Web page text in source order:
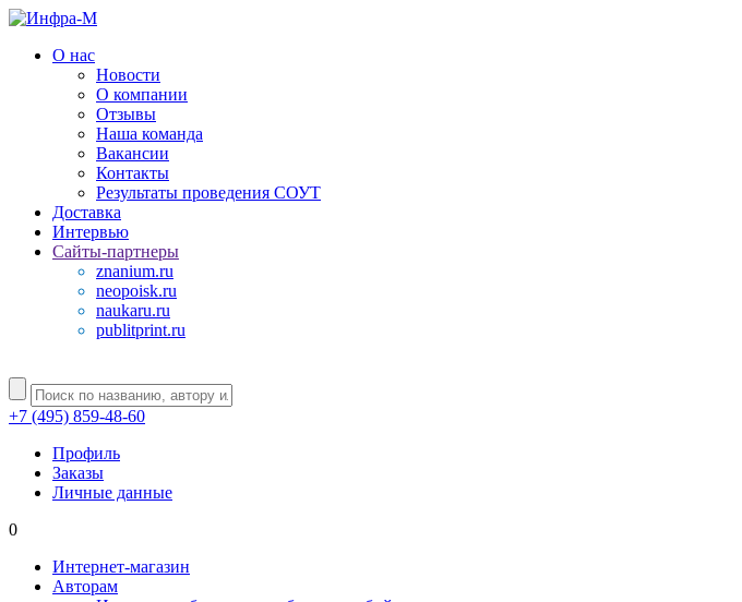
О нас
Новости
О компании
Отзывы
Наша команда
Вакансии
Контакты
Результаты проведения СОУТ
Доставка
Интервью
Сайты-партнеры
znanium.ru
neopoisk.ru
naukaru.ru
publitprint.ru
+7 (495) 859-48-60
Профиль
Заказы
Личные данные
0
Интернет-магазин
Авторам